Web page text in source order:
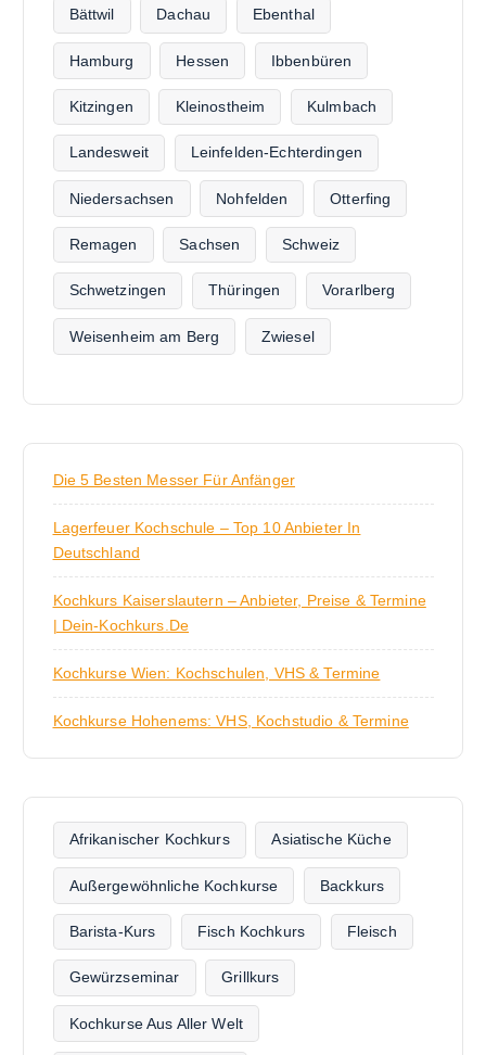
Bättwil Dachau Ebenthal
Hamburg Hessen Ibbenbüren
Kitzingen Kleinostheim Kulmbach
Landesweit Leinfelden-Echterdingen
Niedersachsen Nohfelden Otterfing
Remagen Sachsen Schweiz
Schwetzingen Thüringen Vorarlberg
Weisenheim am Berg Zwiesel
Die 5 Besten Messer Für Anfänger
Lagerfeuer Kochschule – Top 10 Anbieter In
Deutschland
Kochkurs Kaiserslautern – Anbieter, Preise & Termine
| Dein-Kochkurs.de
Kochkurse Wien: Kochschulen, VHS & Termine
Kochkurse Hohenems: VHS, Kochstudio & Termine
Afrikanischer Kochkurs Asiatische Küche
Außergewöhnliche Kochkurse Backkurs
Barista-Kurs Fisch Kochkurs Fleisch
Gewürzseminar Grillkurs
Kochkurse Aus Aller Welt